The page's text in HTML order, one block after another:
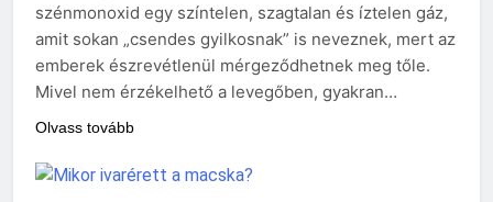
szénmonoxid egy színtelen, szagtalan és íztelen gáz,
amit sokan „csendes gyilkosnak” is neveznek, mert az
emberek észrevétlenül mérgeződhetnek meg tőle.
Mivel nem érzékelhető a levegőben, gyakran…
Olvass tovább